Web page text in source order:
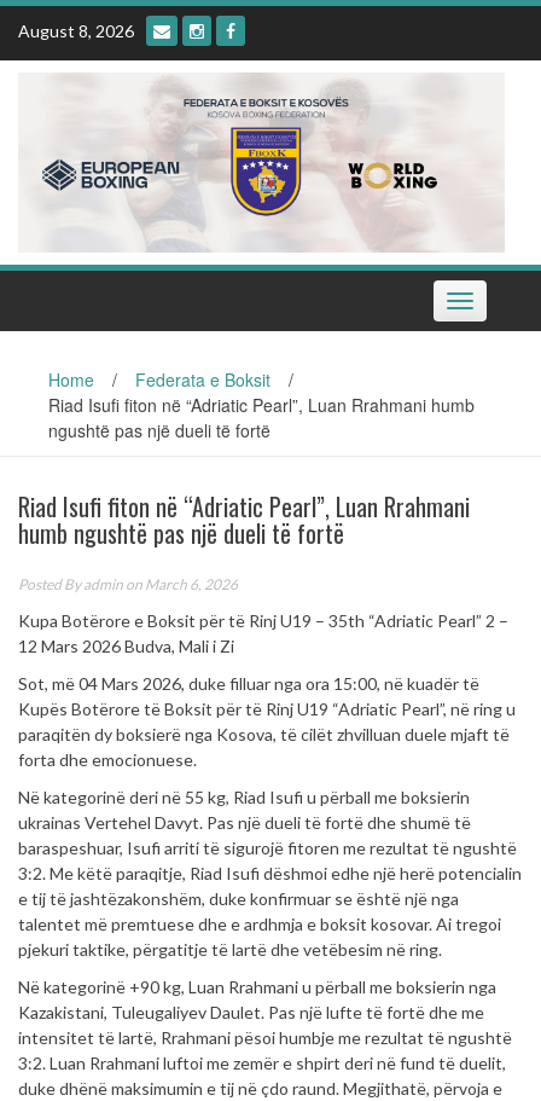
Skip
content
August 8, 2026
Toggle
navigation
Home / Federata e Boksit
/
Riad Isufi fiton në “Adriatic Pearl”, Luan Rrahmani humb
ngushtë pas një dueli të fortë
Riad Isufi fiton në “Adriatic Pearl”, Luan Rrahmani
humb ngushtë pas një dueli të fortë
Posted Byadmin on March 6, 2026
Kupa Botërore e Boksit për të Rinj U19 – 35th “Adriatic Pearl” 2 –
12 Mars 2026 Budva, Mali i Zi
Sot, më 04 Mars 2026, duke filluar nga ora 15:00, në kuadër të
Kupës Botërore të Boksit për të Rinj U19 “Adriatic Pearl”, në ring u
paraqitën dy boksierë nga Kosova, të cilët zhvilluan duele mjaft të
forta dhe emocionuese.
Në kategorinë deri në 55 kg, Riad Isufi u përball me boksierin
ukrainas Vertehel Davyt. Pas një dueli të fortë dhe shumë të
baraspeshuar, Isufi arriti të sigurojë fitoren me rezultat të ngushtë
3:2. Me këtë paraqitje, Riad Isufi dëshmoi edhe një herë potencialin
e tij të jashtëzakonshëm, duke konfirmuar se është një nga
talentet më premtuese dhe e ardhmja e boksit kosovar. Ai tregoi
pjekuri taktike, përgatitje të lartë dhe vetëbesim në ring.
Në kategorinë +90 kg, Luan Rrahmani u përball me boksierin nga
Kazakistani, Tuleugaliyev Daulet. Pas një lufte të fortë dhe me
intensitet të lartë, Rrahmani pësoi humbje me rezultat të ngushtë
3:2. Luan Rrahmani luftoi me zemër e shpirt deri në fund të duelit,
duke dhënë maksimumin e tij në çdo raund. Megjithatë, përvoja e